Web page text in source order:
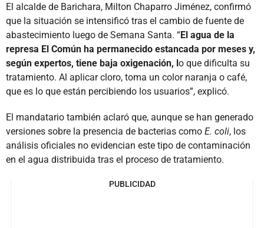
El alcalde de Barichara, Milton Chaparro Jiménez, confirmó
que la situación se intensificó tras el cambio de fuente de
abastecimiento luego de Semana Santa. “El agua de la
represa El Común ha permanecido estancada por meses y,
según expertos, tiene baja oxigenación, lo que dificulta su
tratamiento. Al aplicar cloro, toma un color naranja o café,
que es lo que están percibiendo los usuarios”, explicó.
El mandatario también aclaró que, aunque se han generado
versiones sobre la presencia de bacterias como E. coli, los
análisis oficiales no evidencian este tipo de contaminación
en el agua distribuida tras el proceso de tratamiento.
PUBLICIDAD